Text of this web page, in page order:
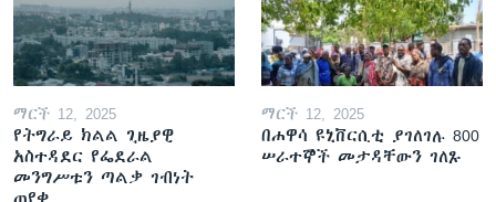
ማርች 12, 2025
የትግራይ ክልል ጊዜያዊ
አስተዳደር የፌደራል
መንግሥቱን ጣልቃ ገብነት
ማርች 12, 2025
በሐዋሳ ዩኒቨርሲቲ ያገለገሉ 800
ሠራተኞች መታዳቸውን ገለጹ